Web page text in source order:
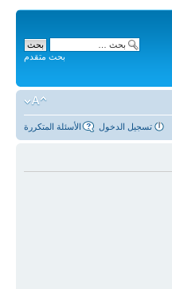
بحث متقدم
الأسئلة المتكررة تسجيل الدخول